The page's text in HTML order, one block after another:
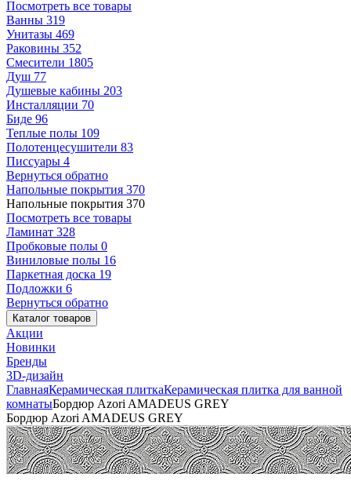
Посмотреть все товары
Ванны 319
Унитазы 469
Раковины 352
Смесители 1805
Душ 77
Душевые кабины 203
Инсталляции 70
Биде 96
Теплые полы 109
Полотенцесушители 83
Писсуары 4
Вернуться обратно
Напольные покрытия 370
Напольные покрытия 370
Посмотреть все товары
Ламинат 328
Пробковые полы 0
Виниловые полы 16
Паркетная доска 19
Подложки 6
Вернуться обратно
Каталог товаров
Акции
Новинки
Бренды
3D-дизайн
ГлавнаяКерамическая плиткаКерамическая плитка для ванной
комнатыБордюр Azori AMADEUS GREY
Бордюр Azori AMADEUS GREY